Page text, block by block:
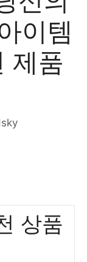
이템
제품
상품